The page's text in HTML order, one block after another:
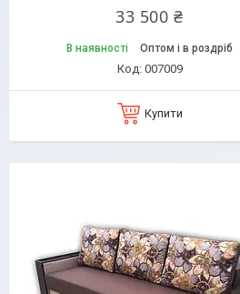
33 500 ₴
В наявності Оптом і в роздріб
007009
Купити